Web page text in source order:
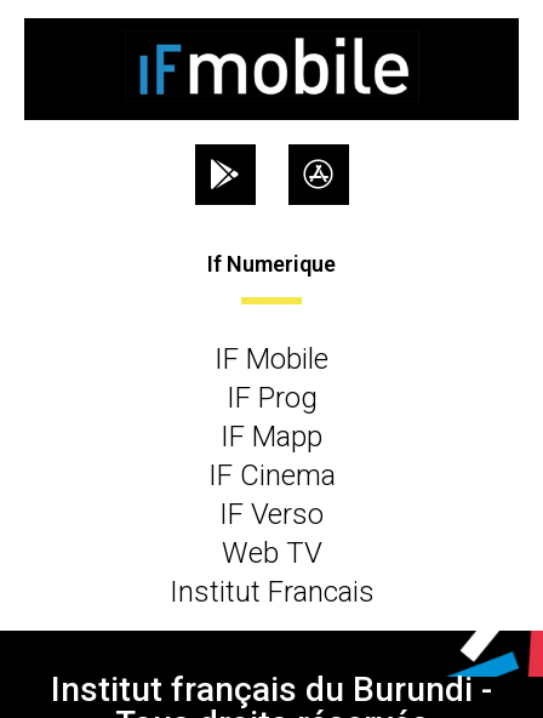
If Numerique
IF Mobile
IF Prog
IF Mapp
IF Cinema
IF Verso
Web TV
Institut Francais
Institut français du Burundi -